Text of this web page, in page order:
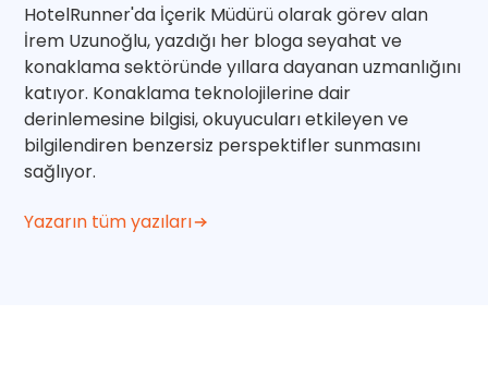
HotelRunner'da İçerik Müdürü olarak görev alan
İrem Uzunoğlu, yazdığı her bloga seyahat ve
konaklama sektöründe yıllara dayanan uzmanlığını
katıyor. Konaklama teknolojilerine dair
derinlemesine bilgisi, okuyucuları etkileyen ve
bilgilendiren benzersiz perspektifler sunmasını
sağlıyor.
Yazarın tüm yazıları